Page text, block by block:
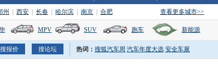
查看更多城市>>
州 西安 长春 哈尔滨 南京 合肥
MPV SUV 跑车 新能源
热词： 搜狐汽车周 汽车年度大选 安全车展